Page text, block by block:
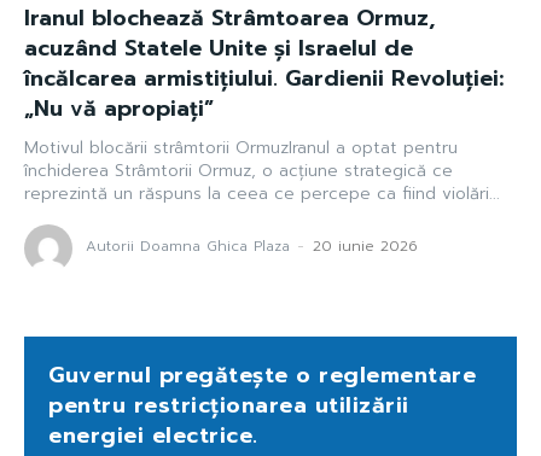
Iranul blochează Strâmtoarea Ormuz,
acuzând Statele Unite și Israelul de
încălcarea armistițiului. Gardienii Revoluției:
„Nu vă apropiați”
Motivul blocării strâmtorii OrmuzIranul a optat pentru
închiderea Strâmtorii Ormuz, o acțiune strategică ce
reprezintă un răspuns la ceea ce percepe ca fiind violări...
Autorii Doamna Ghica Plaza - 20 iunie 2026
Guvernul pregătește o reglementare
pentru restricționarea utilizării
energiei electrice.